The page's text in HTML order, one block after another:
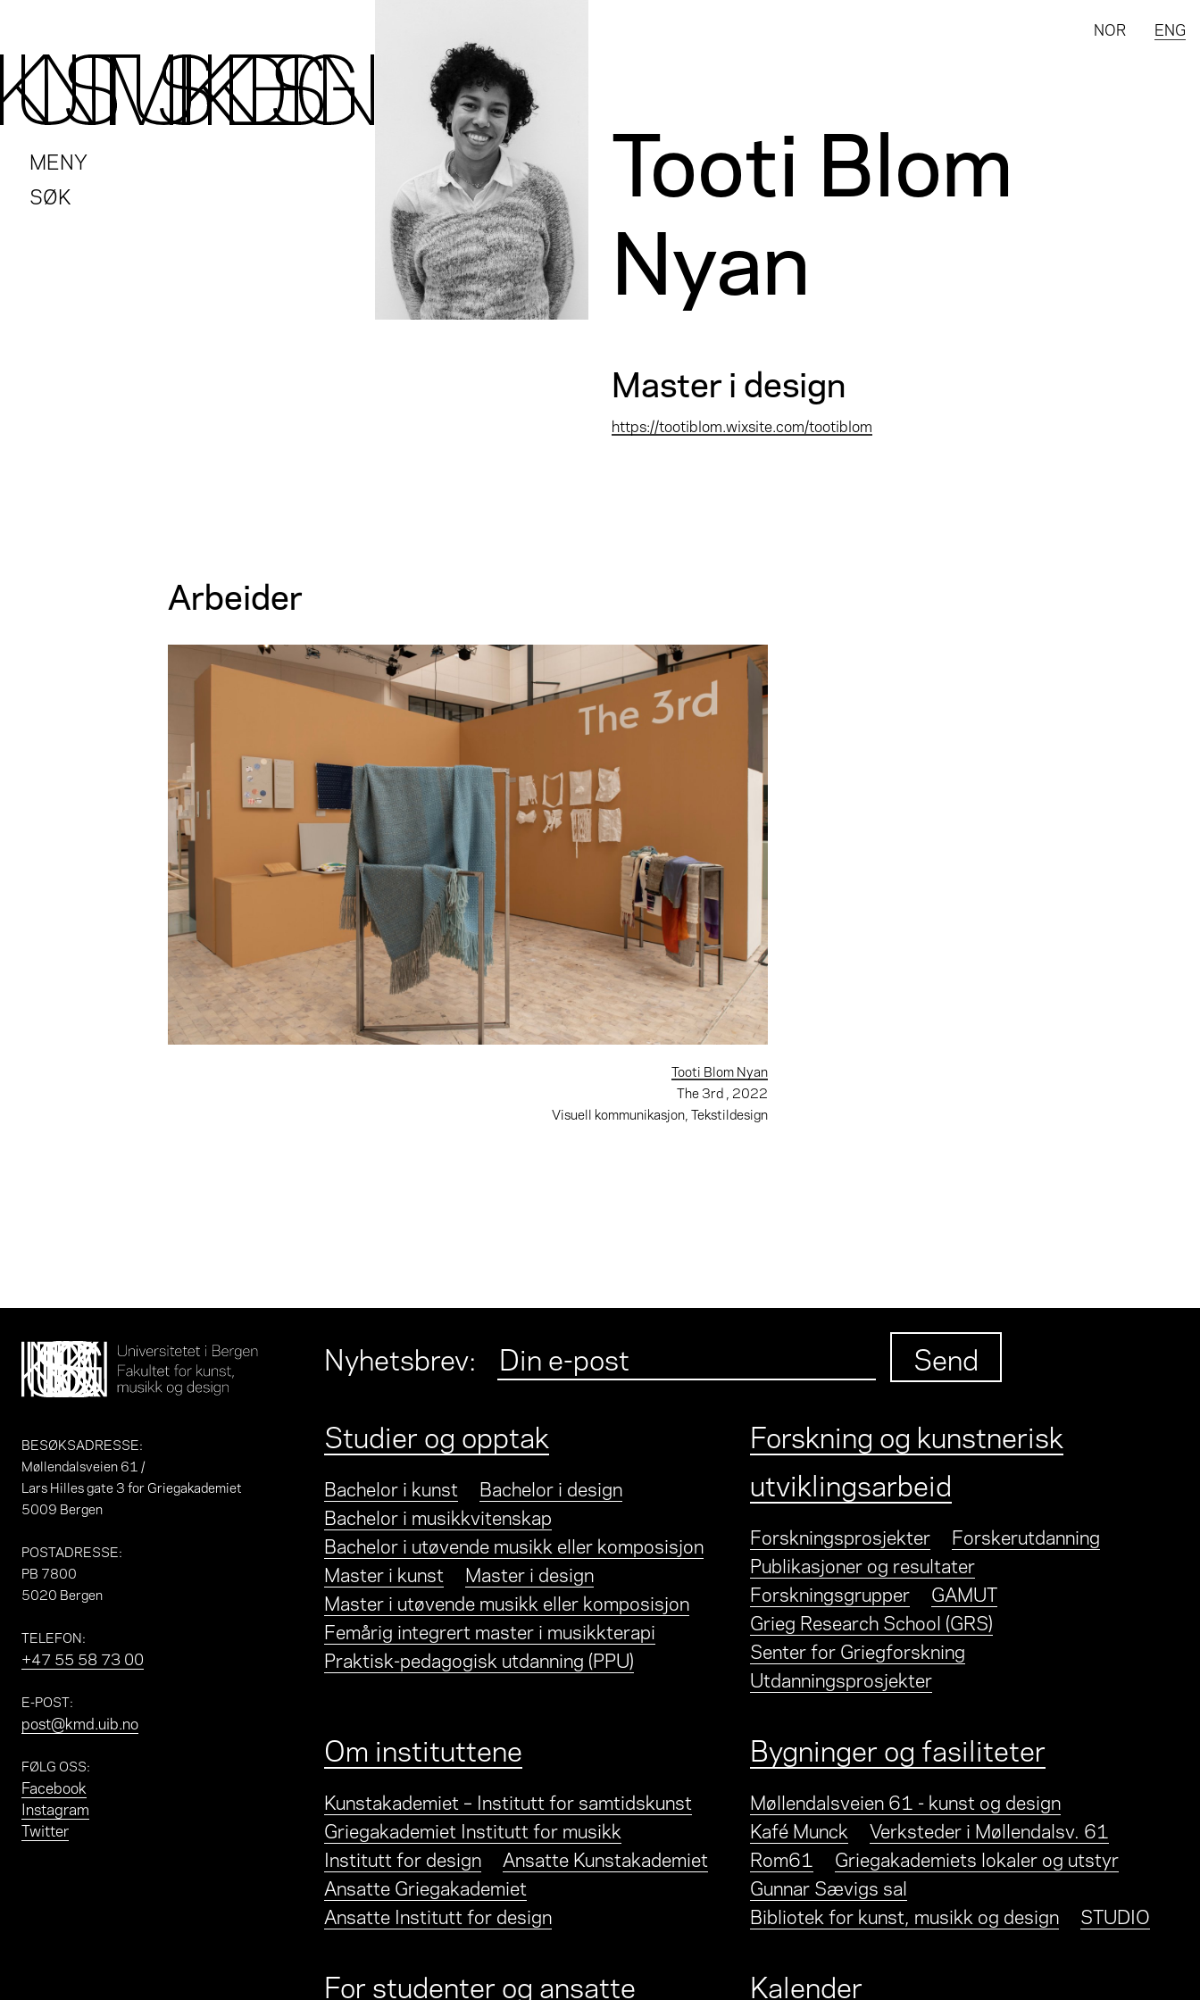
MENY
SØK
NOR ENG
Tooti Blom
Nyan
Master i design
https://tootiblom.wixsite.com/tootiblom
Arbeider
Tooti Blom Nyan
The 3rd , 2022
Visuell kommunikasjon, Tekstildesign
BESØKSADRESSE:
Møllendalsveien 61 /
Lars Hilles gate 3 for Griegakademiet
5009 Bergen
POSTADRESSE:
PB 7800
5020 Bergen
TELEFON:
+47 55 58 73 00
E-POST:
post@kmd.uib.no
FØLG OSS:
Facebook
Instagram
Twitter
Nyhetsbrev:
Studier og opptak
Bachelor i kunst
Bachelor i design
Bachelor i musikkvitenskap
Bachelor i utøvende musikk eller komposisjon
Master i kunst
Master i design
Master i utøvende musikk eller komposisjon
Femårig integrert master i musikkterapi
Praktisk-pedagogisk utdanning (PPU)
Forskning og kunstnerisk
utviklingsarbeid
Forskningsprosjekter
Forskerutdanning
Publikasjoner og resultater
Forskningsgrupper
GAMUT
Grieg Research School (GRS)
Senter for Griegforskning
Utdanningsprosjekter
Om instituttene
Kunstakademiet – Institutt for samtidskunst
Griegakademiet Institutt for musikk
Institutt for design
Ansatte Kunstakademiet
Ansatte Griegakademiet
Ansatte Institutt for design
Bygninger og fasiliteter
Møllendalsveien 61 - kunst og design
Kafé Munck
Verksteder i Møllendalsv. 61
Rom61
Griegakademiets lokaler og utstyr
Gunnar Sævigs sal
Bibliotek for kunst, musikk og design
STUDIO
For studenter og ansatte Kalender